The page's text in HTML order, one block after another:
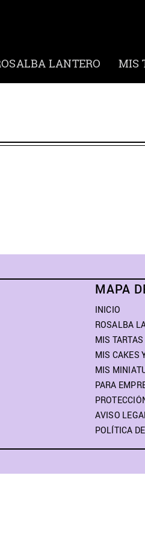
LANTERO MIS
MAPA
INICIO
ROSALBA
MIS TARTAS
MIS CAKES
MIS
PARA
AVISO
POLÍTICA